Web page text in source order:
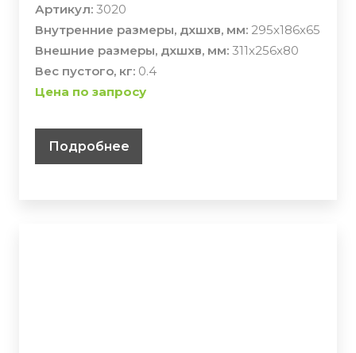
Артикул: 3020
Внутренние размеры, дхшхв, мм: 295х186х65
Внешние размеры, дхшхв, мм: 311х256х80
Вес пустого, кг: 0.4
Цена по запросу
Подробнее